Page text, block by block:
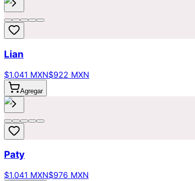
Lian
$1,041 MXN$922 MXN
Agregar
Paty
$1,041 MXN$976 MXN